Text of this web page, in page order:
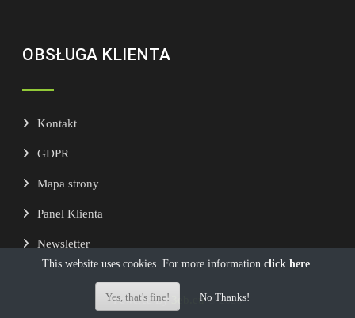
OBSŁUGA KLIENTA
Kontakt
GDPR
Mapa strony
Panel Klienta
Newsletter
Powered By 3eb.eu© 2026
This website uses cookies. For more information click here.
Yes, that's fine! No Thanks!